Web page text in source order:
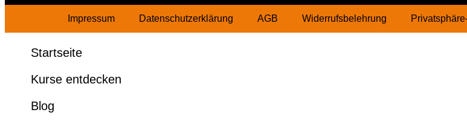
Impressum Datenschutzerklärung AGB Widerrufsbelehrung
Startseite
Kurse entdecken
Blog